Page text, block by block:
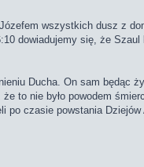
wszystkich dusz z
dowiadujemy się, że
Ducha. On sam będąc
to nie było powodem
czasie powstania